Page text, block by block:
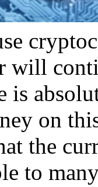
will
is
on
the
to